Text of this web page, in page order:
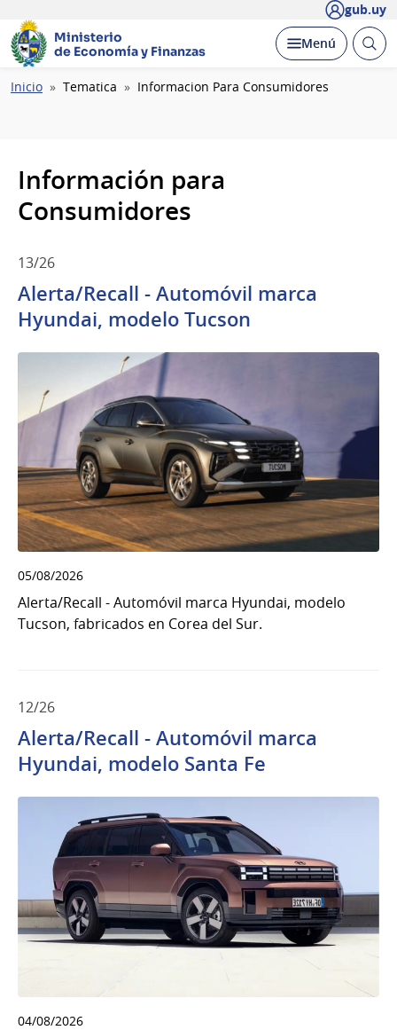
gub.uy
Ministerio
de Economía y Finanzas
Desplegar
Menú Abrir
Ruta
Inicio Tematica Informacion Para Consumidores
Información para
Consumidores
13/26
Alerta/Recall - Automóvil marca
Hyundai, modelo Tucson
05/08/2026
Alerta/Recall - Automóvil marca Hyundai, modelo
Tucson, fabricados en Corea del Sur.
12/26
Alerta/Recall - Automóvil marca
Hyundai, modelo Santa Fe
04/08/2026